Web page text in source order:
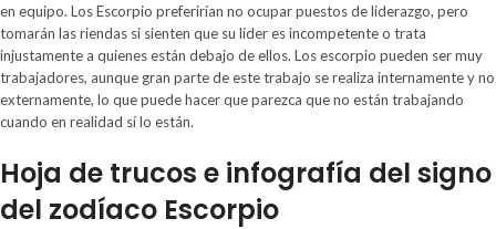
en equipo. Los Escorpio preferirían no ocupar puestos de liderazgo, pero
tomarán las riendas si sienten que su líder es incompetente o trata
injustamente a quienes están debajo de ellos. Los escorpio pueden ser muy
trabajadores, aunque gran parte de este trabajo se realiza internamente y no
externamente, lo que puede hacer que parezca que no están trabajando
cuando en realidad sí lo están.
Hoja de trucos e infografía del signo
del zodíaco Escorpio